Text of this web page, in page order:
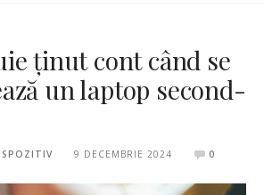
ținut cont când se
un laptop second-
9 DECEMBRIE 2024 0